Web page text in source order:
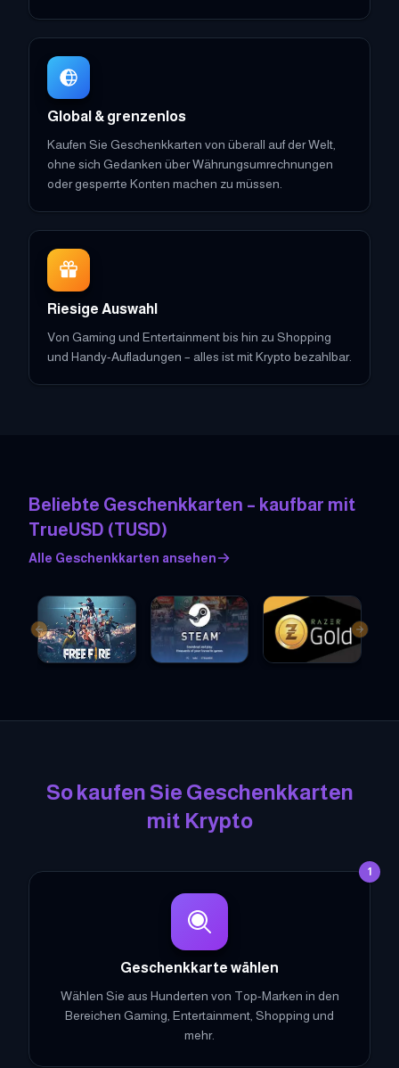
Global & grenzenlos
Kaufen Sie Geschenkkarten von überall auf der Welt,
ohne sich Gedanken über Währungsumrechnungen
oder gesperrte Konten machen zu müssen.
Riesige Auswahl
Von Gaming und Entertainment bis hin zu Shopping
und Handy-Aufladungen – alles ist mit Krypto bezahlbar.
Beliebte Geschenkkarten – kaufbar mit
TrueUSD (TUSD)
Alle Geschenkkarten ansehen
Previous slide Next
So kaufen Sie Geschenkkarten
mit Krypto
1
Geschenkkarte wählen
Wählen Sie aus Hunderten von Top-Marken in den
Bereichen Gaming, Entertainment, Shopping und
mehr.